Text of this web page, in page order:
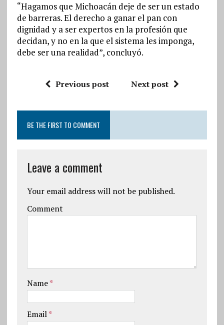
“Hagamos que Michoacán deje de ser un estado
de barreras. El derecho a ganar el pan con
dignidad y a ser expertos en la profesión que
decidan, y no en la que el sistema les imponga,
debe ser una realidad”, concluyó.
Previous post Next post
BE THE FIRST TO COMMENT
Leave a comment
Your email address will not be published.
Comment
Name*
Email*